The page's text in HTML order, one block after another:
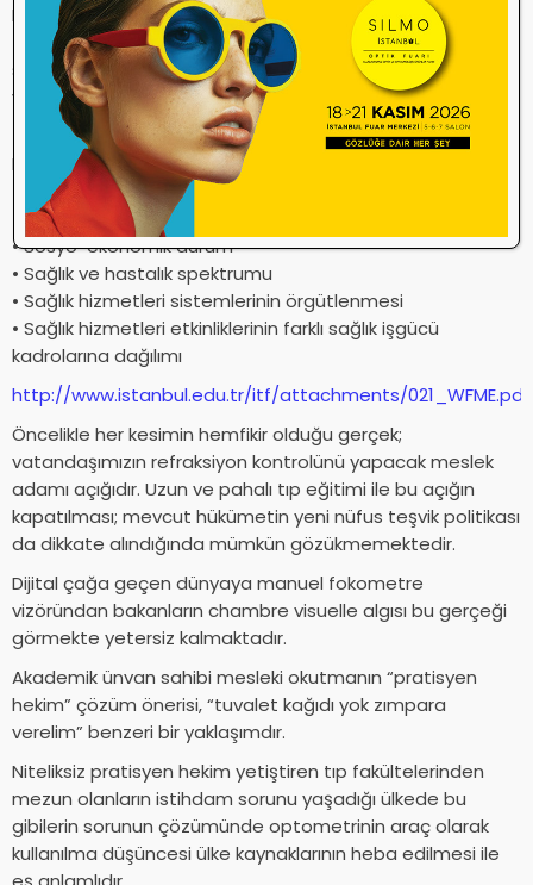
MEDINE’nin ekteki çalışması incelendiğinde görüleceği gibi
tıp eğitiminde niteliğin geliştirilmesi ve evrensel
standartların ortak bir spesifikasyona bağlanma çabası
ve sorunlara çözüm önermesinin satır aralarında bölgesel
farklılıklar kabullenilerek konuya dikkat çekilmektedir.
Bu farklılıklar :
• Öğretim geleneği
• Kültürel alt yapı
• Sosyo-ekonomik durum
• Sağlık ve hastalık spektrumu
• Sağlık hizmetleri sistemlerinin örgütlenmesi
• Sağlık hizmetleri etkinliklerinin farklı sağlık işgücü
kadrolarına dağılımı
http://www.istanbul.edu.tr/itf/attachments/021_WFME.pdf
Öncelikle her kesimin hemfikir olduğu gerçek;
vatandaşımızın refraksiyon kontrolünü yapacak meslek
adamı açığıdır. Uzun ve pahalı tıp eğitimi ile bu açığın
kapatılması; mevcut hükümetin yeni nüfus teşvik politikası
da dikkate alındığında mümkün gözükmemektedir.
Dijital çağa geçen dünyaya manuel fokometre
vizöründan bakanların chambre visuelle algısı bu gerçeği
görmekte yetersiz kalmaktadır.
Akademik ünvan sahibi mesleki okutmanın “pratisyen
hekim” çözüm önerisi, “tuvalet kağıdı yok zımpara
verelim” benzeri bir yaklaşımdır.
Niteliksiz pratisyen hekim yetiştiren tıp fakültelerinden
mezun olanların istihdam sorunu yaşadığı ülkede bu
gibilerin sorunun çözümünde optometrinin araç olarak
kullanılma düşüncesi ülke kaynaklarının heba edilmesi ile